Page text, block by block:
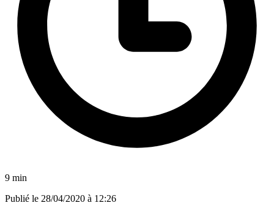
9 min
Publié le 28/04/2020 à 12:26